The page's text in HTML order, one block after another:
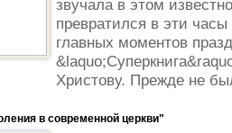
звучала в этом
превратился в эти
главных моментов
Христову. Прежде не
в современной церкви"